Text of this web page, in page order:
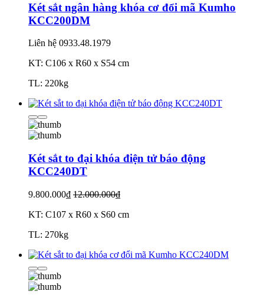
Két sắt ngân hàng khóa cơ đổi mã Kumho
KCC200DM
Liên hệ 0933.48.1979
KT: C106 x R60 x S54 cm
TL: 220kg
Két sắt to đại khóa điện tử báo động
KCC240DT
9.800.000₫ 12.000.000₫
KT: C107 x R60 x S60 cm
TL: 270kg